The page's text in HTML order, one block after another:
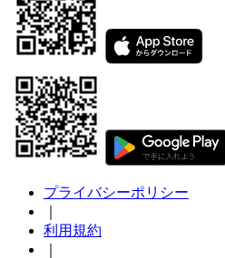
プライバシーポリシー
利用規約